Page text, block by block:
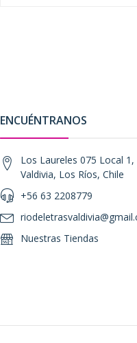
ENCUÉNTRANOS
Los Laureles 075 Local 1,
Valdivia, Los Ríos, Chile
+56 63 2208779
Nuestras Tiendas